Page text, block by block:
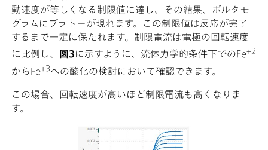
動速度が等しくなる制限値に達し、その結果、ボルタモ
グラムにプラトーが現れます。この制限値は反応が完了
するまで一定に保たれます。制限電流は電極の回転速度
に比例し、
図3に示すように、流体力学的条件下でのFe+2
からFe+3への酸化の検討において確認できます。
この場合、回転速度が高いほど制限電流も高くなりま
す。